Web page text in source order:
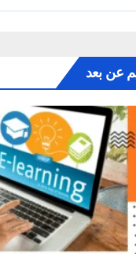
عن بعد